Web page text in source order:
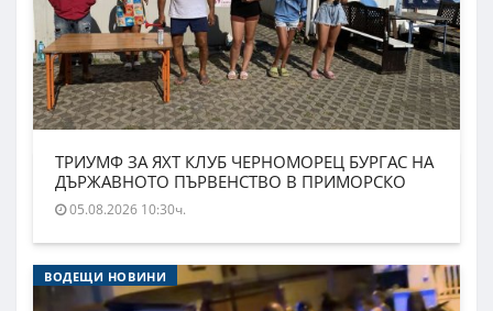
ТРИУМФ ЗА ЯХТ КЛУБ ЧЕРНОМОРЕЦ БУРГАС НА
ДЪРЖАВНОТО ПЪРВЕНСТВО В ПРИМОРСКО
05.08.2026 10:30ч.
ВОДЕЩИ НОВИНИ